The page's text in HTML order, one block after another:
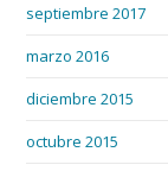
septiembre 2017
marzo 2016
diciembre 2015
octubre 2015